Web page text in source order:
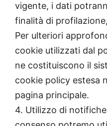
vigente, i dati
finalità di
Per ulteriori
cookie utilizzati dal
ne costituiscono il
cookie policy estesa
pagina principale.
4. Utilizzo di